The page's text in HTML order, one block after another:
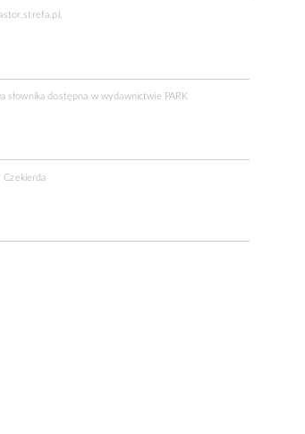
słownika dostępna w wydawnictwie PARK
Czekierda